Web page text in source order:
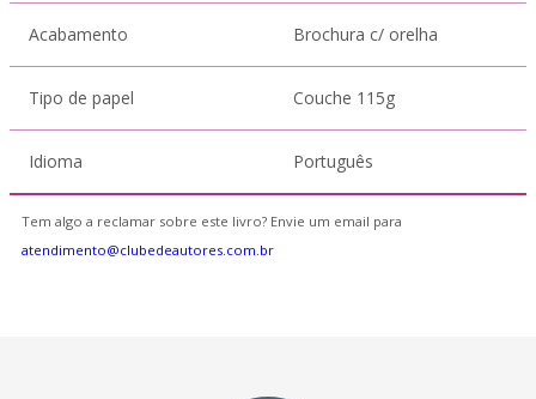
Acabamento Brochura c/ orelha
Tipo de papel Couche 115g
Idioma Português
Tem algo a reclamar sobre este livro? Envie um email para
atendimento@clubedeautores.com.br